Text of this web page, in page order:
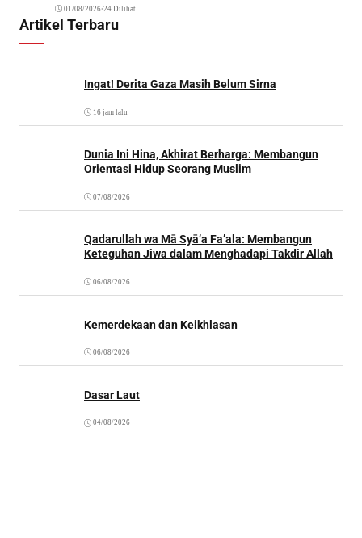
01/08/2026•24 Dilihat
Artikel Terbaru
Ingat! Derita Gaza Masih Belum Sirna
16 jam lalu
Dunia Ini Hina, Akhirat Berharga: Membangun
Orientasi Hidup Seorang Muslim
07/08/2026
Qadarullah wa Mā Syā’a Fa’ala: Membangun
Keteguhan Jiwa dalam Menghadapi Takdir Allah
06/08/2026
Kemerdekaan dan Keikhlasan
06/08/2026
Dasar Laut
04/08/2026